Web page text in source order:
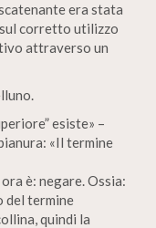
era stata
corretto utilizzo
attraverso un
esiste» –
«Il termine
è: negare. Ossia:
del termine
quindi la